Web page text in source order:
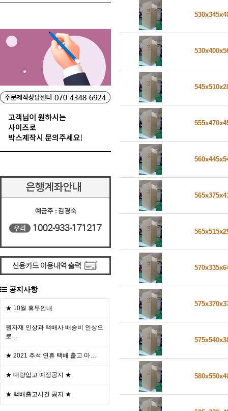
공지사항
★ 10월 휴무안내
원자재 인상과 택배사 배송비 인상으
로…
★ 2021 추석 연휴 택배 출고 마…
★ 대량입고 예정공지 ★
★ 택배출고시간 공지 ★